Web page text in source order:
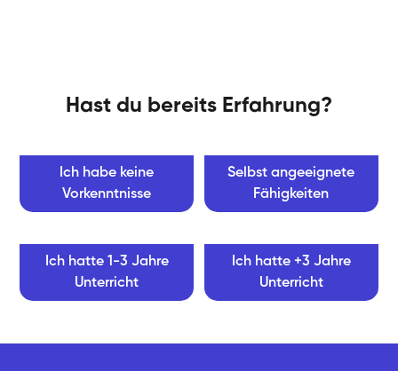
Hast du bereits Erfahrung?
Ich habe keine
Vorkenntnisse
Selbst angeeignete
Fähigkeiten
Ich hatte 1-3 Jahre
Unterricht
Ich hatte +3 Jahre
Unterricht